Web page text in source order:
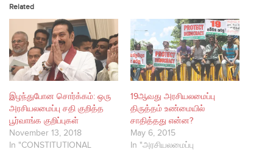
Related
இழந்துபோன சொர்க்கம்: ஒரு
அரசியலமைப்பு சதி குறித்த
பூர்வாங்க குறிப்புகள்
November 13, 2018
In "CONSTITUTIONAL
19ஆவது அரசியலமைப்பு
திருத்தம் உண்மையில்
சாதித்தது என்ன?
May 6, 2015
In "அரசியலமைப்பு